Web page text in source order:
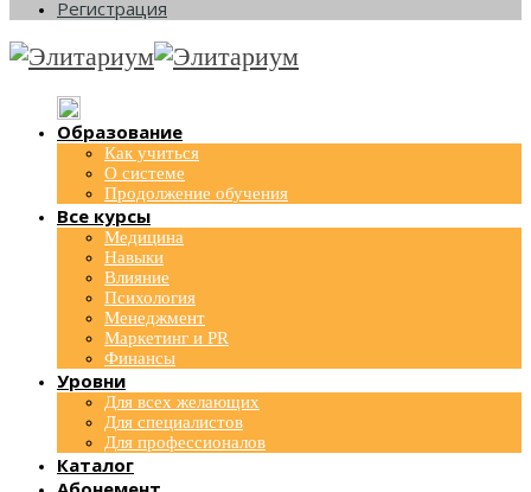
Регистрация
Образование
Как учиться
О системе
Продолжение обучения
Все курсы
Медицина
Навыки
Влияние
Психология
Менеджмент
Маркетинг и PR
Финансы
Уровни
Для всех желающих
Для специалистов
Для профессионалов
Каталог